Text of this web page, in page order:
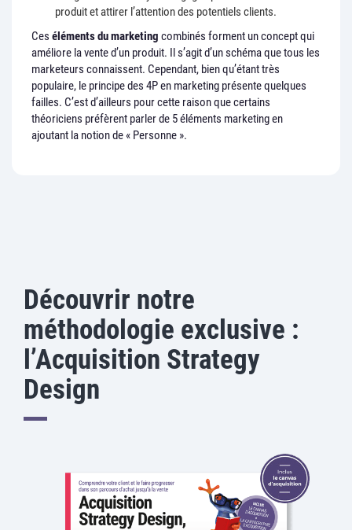
produit et attirer l’attention des potentiels clients.
Ces éléments du marketing combinés forment un concept qui
améliore la vente d’un produit. Il s’agit d’un schéma que tous les
marketeurs connaissent. Cependant, bien qu’étant très
populaire, le principe des 4P en marketing présente quelques
failles. C’est d’ailleurs pour cette raison que certains
théoriciens préfèrent parler de 5 éléments marketing en
ajoutant la notion de « Personne ».
Découvrir notre
méthodologie exclusive :
l’Acquisition Strategy
Design